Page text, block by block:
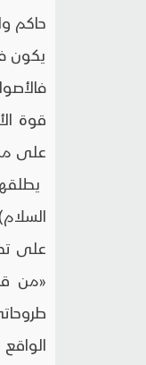
حاكم
يكون
قوة
على
على
«من